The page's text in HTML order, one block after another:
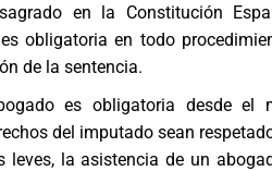
en la Constitución
obligatoria en todo
de la sentencia.
es obligatoria desde el
del imputado sean
leves, la asistencia de un